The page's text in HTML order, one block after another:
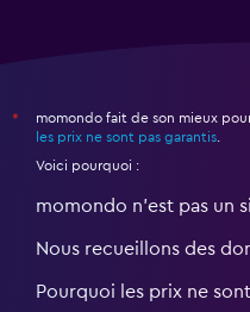
*
momondo fait de son mieux
les prix ne sont pas garantis.
Voici pourquoi :
momondo n'est pas un
Nous recueillons des
Pourquoi les prix ne